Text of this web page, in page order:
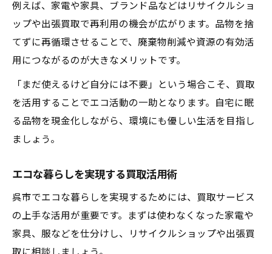
例えば、家電や家具、ブランド品などはリサイクルショ
ップや出張買取で再利用の機会が広がります。品物を捨
てずに再循環させることで、廃棄物削減や資源の有効活
用につながるのが大きなメリットです。
「まだ使えるけど自分には不要」という場合こそ、買取
を活用することでエコ活動の一助となります。自宅に眠
る品物を現金化しながら、環境にも優しい生活を目指し
ましょう。
エコな暮らしを実現する買取活用術
呉市でエコな暮らしを実現するためには、買取サービス
の上手な活用が重要です。まずは使わなくなった家電や
家具、服などを仕分けし、リサイクルショップや出張買